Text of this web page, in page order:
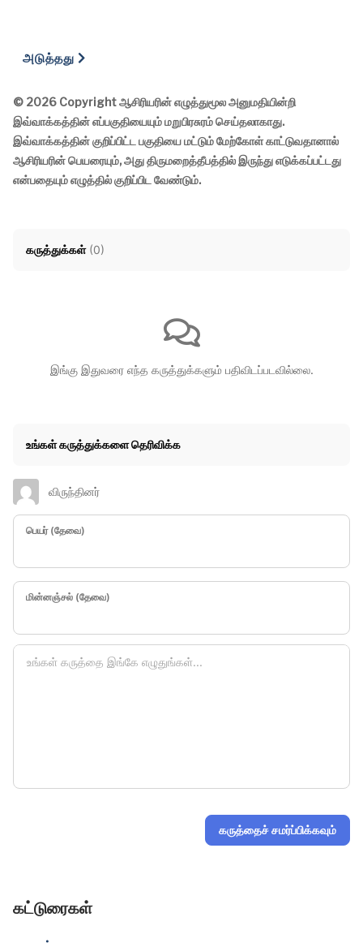
Next article: போதகர் ஆர். பாலா பிரசங்கங்களின் தொகுப்பு
அடுத்தது
© 2026 Copyright ஆசிரியரின் எழுத்துமூல அனுமதியின்றி
இவ்வாக்கத்தின் எப்பகுதியையும் மறுபிரசுரம் செய்தலாகாது.
இவ்வாக்கத்தின் குறிப்பிட்ட பகுதியை மட்டும் மேற்கோள் காட்டுவதானால்
ஆசிரியரின் பெயரையும், அது திருமறைத்தீபத்தில் இருந்து எடுக்கப்பட்டது
என்பதையும் எழுத்தில் குறிப்பிட வேண்டும்.
கருத்துக்கள் (0)
இங்கு இதுவரை எந்த கருத்துக்களும் பதிவிடப்படவில்லை.
உங்கள் கருத்துக்களை தெரிவிக்க
விருந்தினர்
பெயர் (தேவை)
மின்னஞ்சல் (தேவை)
கருத்தைச் சமர்ப்பிக்கவும்
கட்டுரைகள்